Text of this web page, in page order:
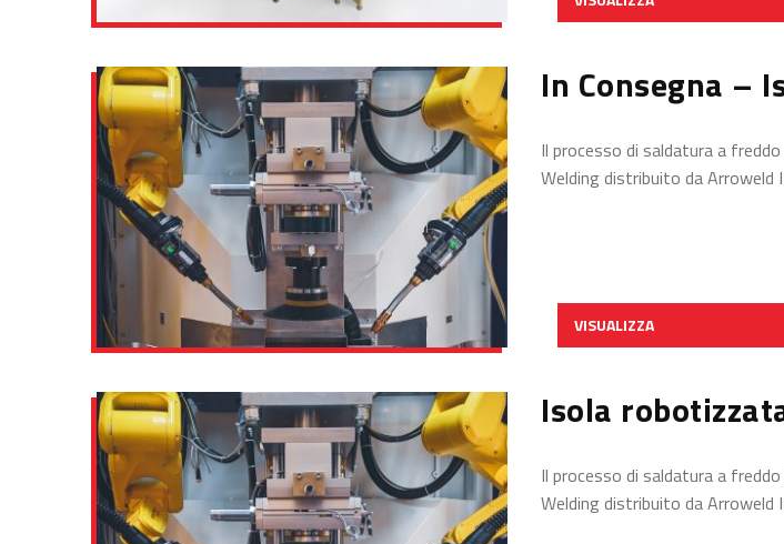
In Consegna –
Il processo di saldatura a
Welding distribuito da Arroweld
VISUALIZZA
Isola
Il processo di saldatura a
Welding distribuito da Arroweld